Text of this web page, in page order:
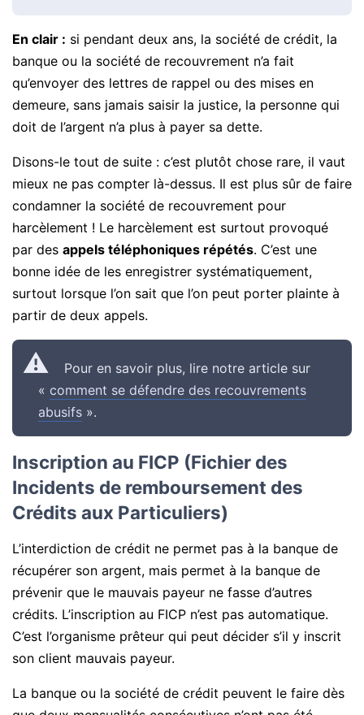
En clair : si pendant deux ans, la société de crédit, la
banque ou la société de recouvrement n’a fait
qu’envoyer des lettres de rappel ou des mises en
demeure, sans jamais saisir la justice, la personne qui
doit de l’argent n’a plus à payer sa dette.
Disons-le tout de suite : c’est plutôt chose rare, il vaut
mieux ne pas compter là-dessus. Il est plus sûr de faire
condamner la société de recouvrement pour
harcèlement ! Le harcèlement est surtout provoqué
par des appels téléphoniques répétés. C’est une
bonne idée de les enregistrer systématiquement,
surtout lorsque l’on sait que l’on peut porter plainte à
partir de deux appels.
Pour en savoir plus, lire notre article sur
« comment se défendre des recouvrements
abusifs ».
Inscription au FICP (Fichier des
Incidents de remboursement des
Crédits aux Particuliers)
L’interdiction de crédit ne permet pas à la banque de
récupérer son argent, mais permet à la banque de
prévenir que le mauvais payeur ne fasse d’autres
crédits. L’inscription au FICP n’est pas automatique.
C’est l’organisme prêteur qui peut décider s’il y inscrit
son client mauvais payeur.
La banque ou la société de crédit peuvent le faire dès